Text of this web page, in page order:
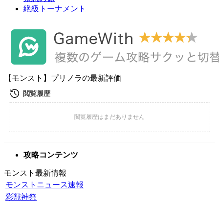
絶級トーナメント
【モンスト】プリノラの最新評価
攻略コンテンツ
モンスト最新情報
モンストニュース速報
彩獣神祭